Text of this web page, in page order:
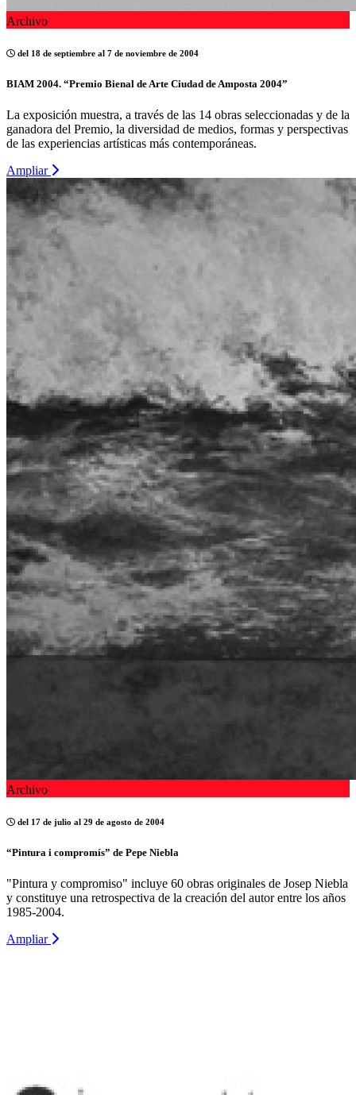
Archivo
del 18 de septiembre al 7 de noviembre de 2004
BIAM 2004. “Premio Bienal de Arte Ciudad de Amposta 2004”
La exposición muestra, a través de las 14 obras seleccionadas y de la
ganadora del Premio, la diversidad de medios, formas y perspectivas
de las experiencias artísticas más contemporáneas.
Ampliar
Archivo
del 17 de julio al 29 de agosto de 2004
“Pintura i compromís” de Pepe Niebla
"Pintura y compromiso" incluye 60 obras originales de Josep Niebla
y constituye una retrospectiva de la creación del autor entre los años
1985-2004.
Ampliar